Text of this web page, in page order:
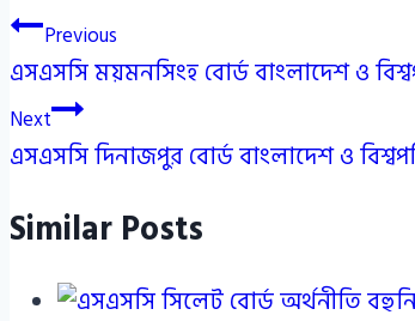
Post
navigation
Previous
এসএসসি ময়মনসিংহ বোর্ড বাংলাদেশ ও
Next
এসএসসি দিনাজপুর বোর্ড বাংলাদেশ ও
Similar Posts